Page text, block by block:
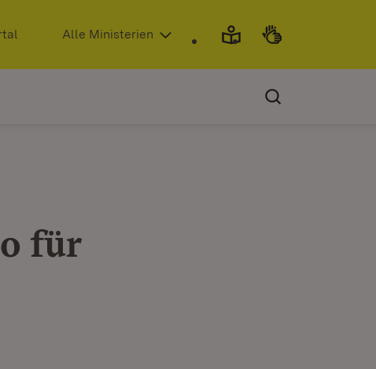
(Öffnet in neuem Fenster)
Alle Ministerien
für